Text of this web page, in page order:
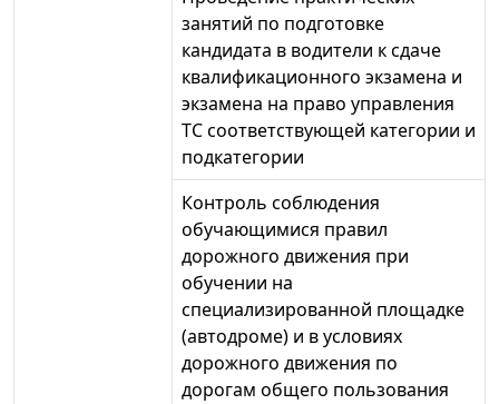
занятий по подготовке
кандидата в водители к сдаче
квалификационного экзамена и
экзамена на право управления
ТС соответствующей категории и
подкатегории
Контроль соблюдения
обучающимися правил
дорожного движения при
обучении на
специализированной площадке
(автодроме) и в условиях
дорожного движения по
дорогам общего пользования